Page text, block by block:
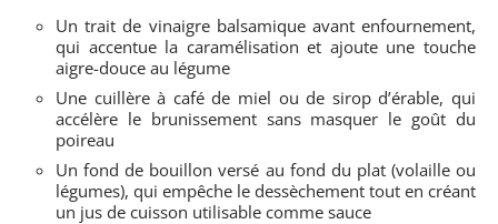
Un trait de vinaigre balsamique avant enfournement,
qui accentue la caramélisation et ajoute une touche
aigre-douce au légume
Une cuillère à café de miel ou de sirop d’érable, qui
accélère le brunissement sans masquer le goût du
poireau
Un fond de bouillon versé au fond du plat (volaille ou
légumes), qui empêche le dessèchement tout en créant
un jus de cuisson utilisable comme sauce